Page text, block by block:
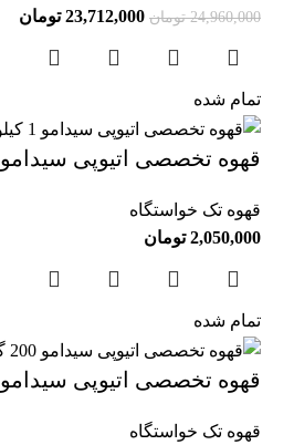
24,960,000 تومان 23,712,000 تومان
تمام شده
قهوه تخصصی اتیوپی سیدامو 1 کیلوگرمی
قهوه تک خواستگاه
2,050,000 تومان
تمام شده
قهوه تخصصی اتیوپی سیدامو 200 گرمی
قهوه تک خواستگاه